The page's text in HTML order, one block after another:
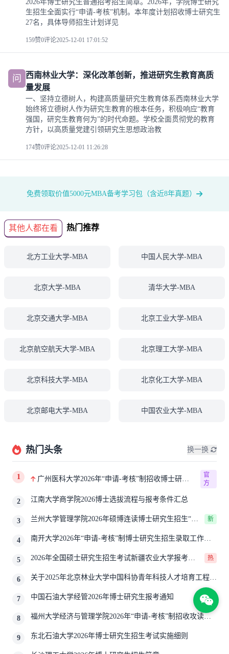
2026年博士研究生普通招考招生简章。2026年，学院博士研究
生招生全面实行“申请-考核”机制。本年度计划招收博士研究生
27名，具体导师招生计划详见
159赞0评论2025-12-01 17:01:52
问
西南林业大学：深化改革创新，推进研究生教育高质
量发展
一、坚持立德树人，构建高质量研究生教育体系西南林业大学
始终将立德树人作为研究生教育的根本任务，积极响应“教育
强国，研究生教育何为”的时代命题。学校全面贯彻党的教育
方针，以高质量党建引领研究生思想政治教
174赞0评论2025-12-01 11:26:28
免费领取价值5000元MBA备考学习包（含近8年真题）
其他人都在看 热门推荐
北方工业大学-MBA 中国人民大学-MBA
北京大学-MBA 清华大学-MBA
北京交通大学-MBA 北京工业大学-MBA
北京航空航天大学-MBA 北京理工大学-MBA
北京科技大学-MBA 北京化工大学-MBA
北京邮电大学-MBA 中国农业大学-MBA
热门头条 换一换
1
广州医科大学2026年“申请-考核”制招收博士研究
官
方
2 江南大学商学院2026博士选拔流程与报考条件汇总
3
兰州大学管理学院2026年硕博连读博士研究生招生“申
新
4
南开大学2026年“申请-考核”制博士研究生招生录取工作实
5
2026年全国硕士研究生招生考试新疆农业大学报考点
热
6
关于2025年北京林业大学中国科协青年科技人才培育工程博
7
中国石油大学经管2026年博士研究生报考通知
8
福州大学经济与管理学院2026年“申请-考核”制招收攻读博
9
东北石油大学2026年博士研究生招生考试实施细则